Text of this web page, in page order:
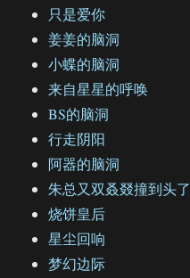
只是爱你
姜姜的脑洞
小蝶的脑洞
来自星星的呼唤
BS的脑洞
行走阴阳
阿器的脑洞
朱总又双叒叕撞到头了
烧饼皇后
星尘回响
梦幻边际